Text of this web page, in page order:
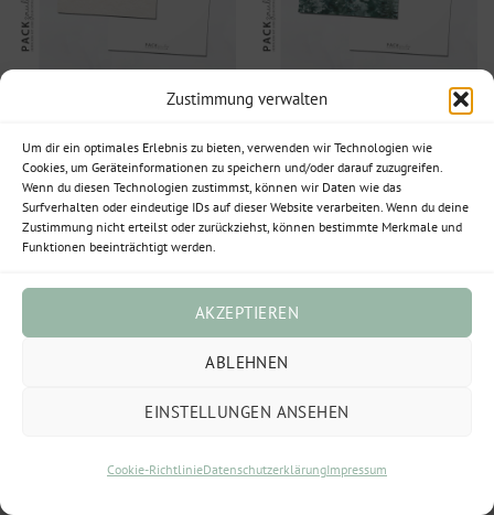
Zustimmung verwalten
Um dir ein optimales Erlebnis zu bieten, verwenden wir Technologien wie
Cookies, um Geräteinformationen zu speichern und/oder darauf zuzugreifen.
Wenn du diesen Technologien zustimmst, können wir Daten wie das
Surfverhalten oder eindeutige IDs auf dieser Website verarbeiten. Wenn du deine
Zustimmung nicht erteilst oder zurückziehst, können bestimmte Merkmale und
Funktionen beeinträchtigt werden.
AKZEPTIEREN
ABLEHNEN
EINSTELLUNGEN ANSEHEN
Cookie-RichtlinieDatenschutzerklärungImpressum
‚Frohe Weihnachten‘ DIN
A6
1,00€
Enthält 19% MwSt.
1,00€/ 1 Stück)
Lieferzeit: ca. 2-3 Werktage
POSTKARTEN
Postkarte Weihnachten
‚Frohe Weihnachten‘ DIN
A6
1,00€
Enthält 19% MwSt.
Lieferzeit: ca. 2-3 Werktage